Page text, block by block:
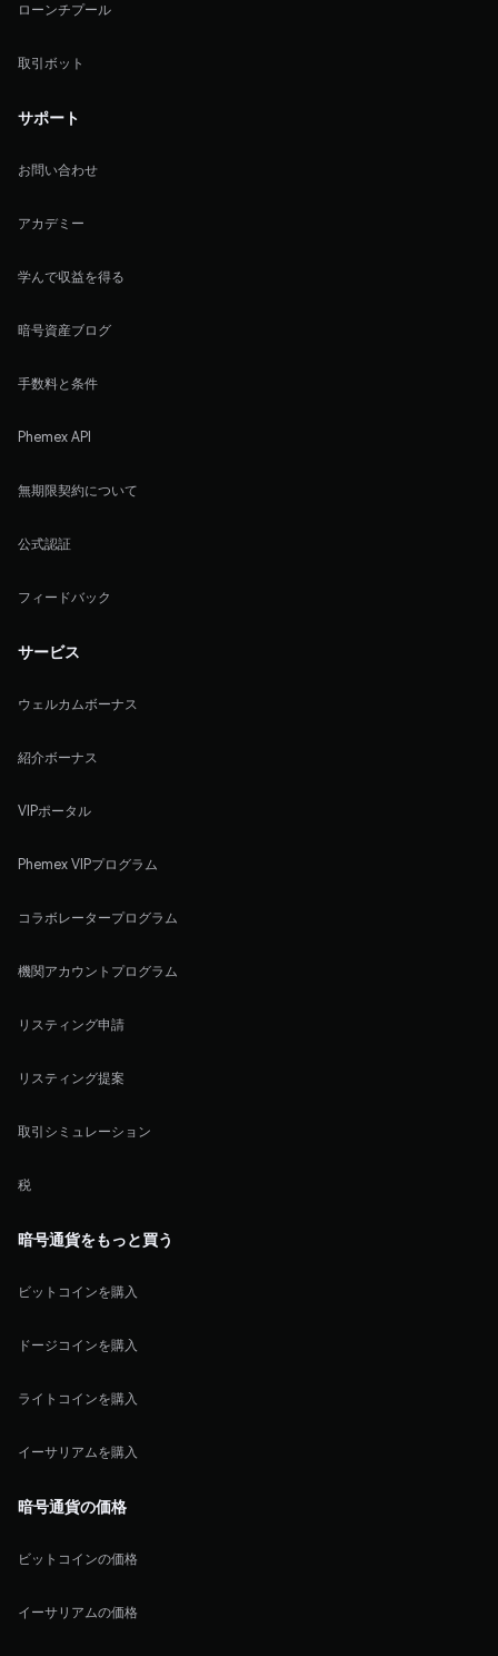
ローンチプール
取引ボット
サポート
お問い合わせ
アカデミー
学んで収益を得る
暗号資産ブログ
手数料と条件
Phemex API
無期限契約について
公式認証
フィードバック
サービス
ウェルカムボーナス
紹介ボーナス
VIPポータル
Phemex VIPプログラム
コラボレータープログラム
機関アカウントプログラム
リスティング申請
リスティング提案
取引シミュレーション
税
暗号通貨をもっと買う
ビットコインを購入
ドージコインを購入
ライトコインを購入
イーサリアムを購入
暗号通貨の価格
ビットコインの価格
イーサリアムの価格